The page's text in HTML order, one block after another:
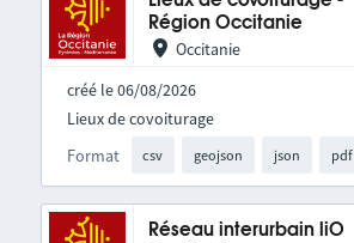
Région Occitanie
Occitanie
créé le 06/08/2026
Format csv geojson json pdf
Lieux de covoiturage
Réseau interurbain liO